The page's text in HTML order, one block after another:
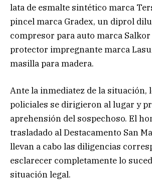
lata de esmalte sintético marca
pincel marca Gradex, un diprol
compresor para auto marca Salkor
protector impregnante marca
masilla para madera.
Ante la inmediatez de la situación,
policiales se dirigieron al lugar y
aprehensión del sospechoso. El
trasladado al Destacamento San
llevan a cabo las diligencias
esclarecer completamente lo
situación legal.